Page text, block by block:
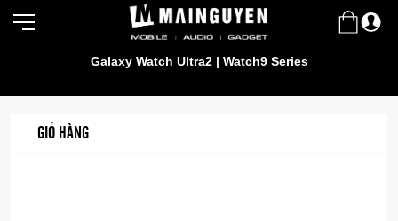
Galaxy Watch Ultra2 | Watch9 Series
GIỎ HÀNG